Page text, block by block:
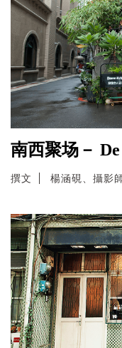
南西聚场－
撰文 楊涵硯、攝影